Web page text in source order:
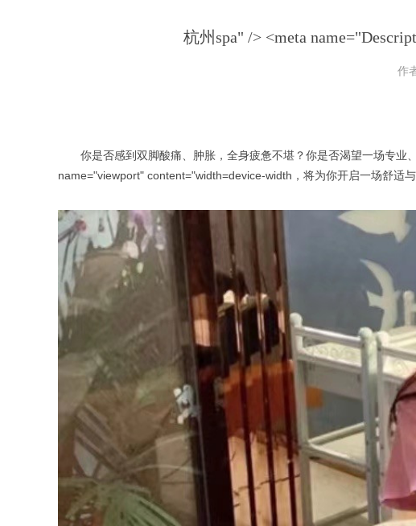
杭州spa" /> <meta
作
你是否感到双脚酸痛、肿胀，全身疲惫不堪？你是否渴望一场专业
name="viewport" content="width=device-width，将为你开启一场舒适